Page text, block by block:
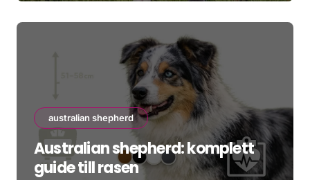
australian shepherd
Australian shepherd: komplett
guide till rasen